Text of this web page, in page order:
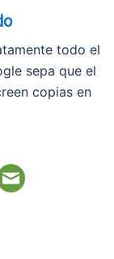
todo el
sepa que el
copias en